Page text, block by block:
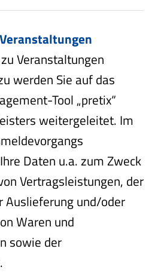
Veranstaltungen
werden Sie auf das
Tool „pretix“
weitergeleitet. Im
Daten u.a. zum Zweck
Vertragsleistungen, der
Auslieferung und/oder
Waren und
sowie der